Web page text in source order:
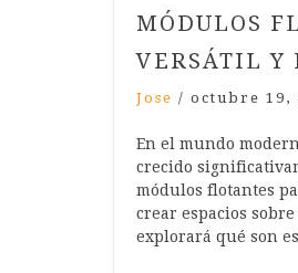
MÓDULOS
VERSÁTIL Y
Jose / octubre 19,
En el mundo
crecido
módulos flotantes
crear espacios
explorará qué son